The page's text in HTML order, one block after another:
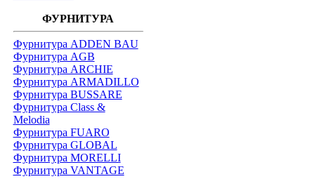
ФУРНИТУРА
Фурнитура ADDEN BAU
Фурнитура AGB
Фурнитура ARCHIE
Фурнитура ARMADILLO
Фурнитура BUSSARE
Фурнитура Class &
Melodia
Фурнитура FUARO
Фурнитура GLOBAL
Фурнитура MORELLI
Фурнитура VANTAGE